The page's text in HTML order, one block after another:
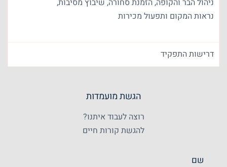
ניהול הבר והקופה, הזמנת סחורה, שיבוץ מסיבות,
נראות המקום ותפעול מכירות
דרישות התפקיד
הגשת מועמדות
רוצה לעבוד איתנו?
להגשת קורות חיים
שם